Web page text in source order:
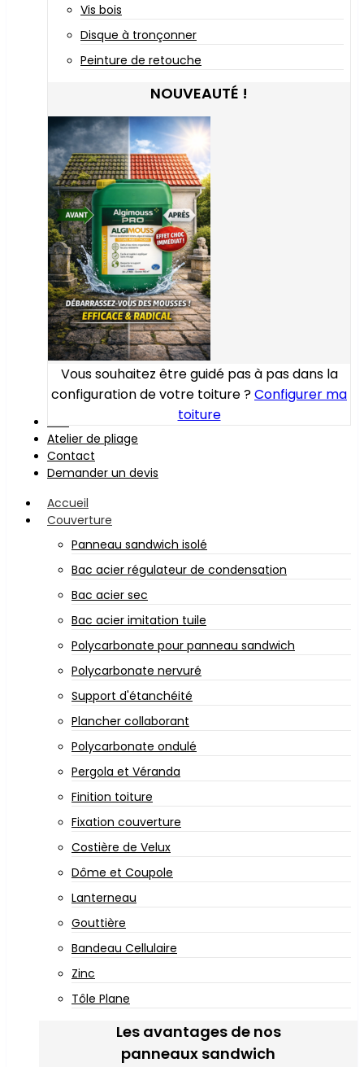
Vis bois
Disque à tronçonner
Peinture de retouche
NOUVEAUTÉ !
Vous souhaitez être guidé pas à pas dans la
configuration de votre toiture ?Configurer ma
toiture
Atelier de pliage
Contact
Demander un devis
Accueil
Couverture
Panneau sandwich isolé
Bac acier régulateur de condensation
Bac acier sec
Bac acier imitation tuile
Polycarbonate pour panneau sandwich
Polycarbonate nervuré
Support d'étanchéité
Plancher collaborant
Polycarbonate ondulé
Pergola et Véranda
Finition toiture
Fixation couverture
Costière de Velux
Dôme et Coupole
Lanterneau
Gouttière
Bandeau Cellulaire
Zinc
Tôle Plane
Les avantages de nos
panneaux sandwich